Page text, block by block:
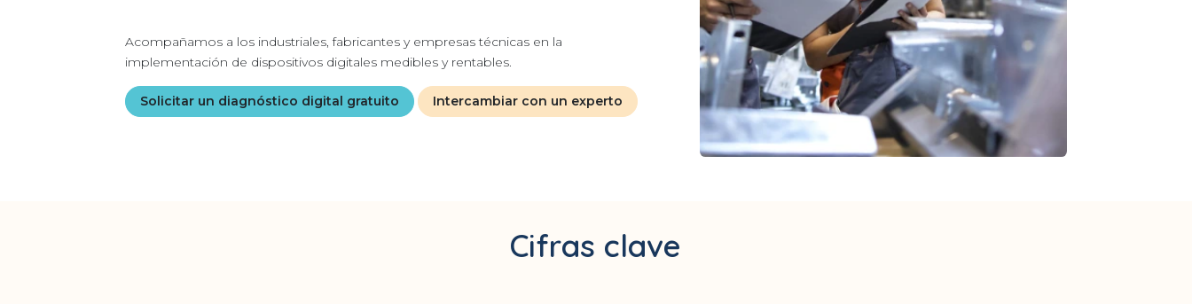
Acompañamos a los industriales, fabricantes y empresas técnicas en la
implementación de dispositivos digitales medibles y rentables.
Solicitar un diagnóstico digital gratuito Intercambiar con un experto
Cifras clave